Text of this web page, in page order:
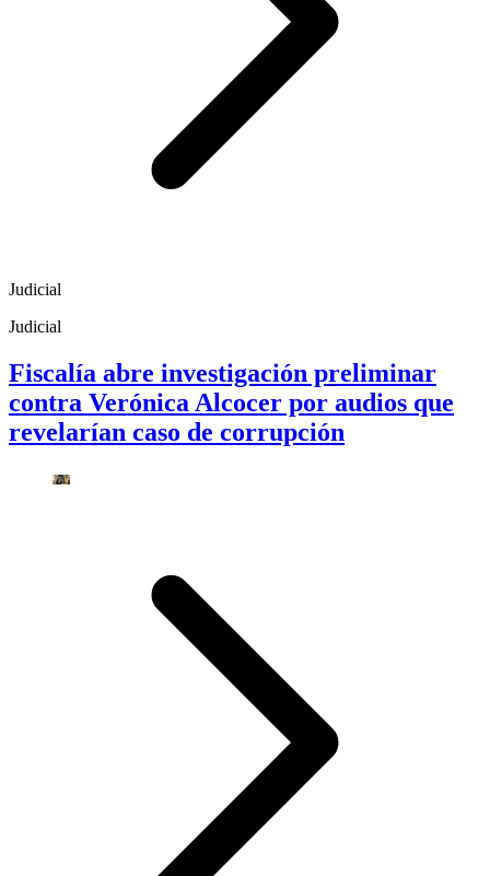
Judicial
Judicial
Fiscalía abre investigación preliminar
contra Verónica Alcocer por audios que
revelarían caso de corrupción